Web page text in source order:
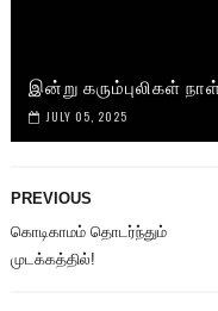
இன்று கரும்புலிகள்
JULY 05, 2025
PREVIOUS
கொடிகாமம் தொடர்ந்தும்
முடக்கத்தில்!